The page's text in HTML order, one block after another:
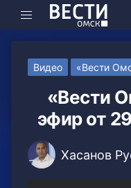
Видео «Вести
«Вести
эфир от
Хасанов